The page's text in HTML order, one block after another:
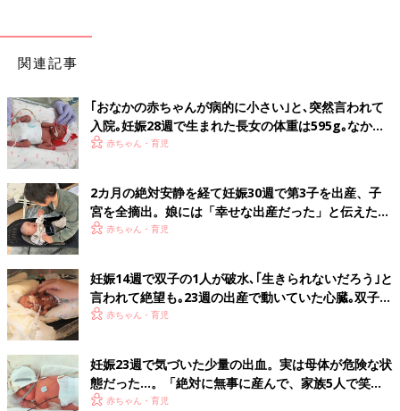
関連記事
｢おなかの赤ちゃんが病的に小さい｣と､突然言われて
入院｡妊娠28週で生まれた長女の体重は595g｡なかな
か会えない日々に涙した【低出生体重児】
赤ちゃん・育児
2カ月の絶対安静を経て妊娠30週で第3子を出産、子
宮を全摘出。娘には「幸せな出産だった」と伝えたい
【極低出生体重児】
赤ちゃん・育児
妊娠14週で双子の1人が破水､｢生きられないだろう｣と
言われて絶望も｡23週の出産で動いていた心臓｡双子の
生命力に涙した【低出生体重児】
赤ちゃん・育児
妊娠23週で気づいた少量の出血。実は母体が危険な状
態だった…。「絶対に無事に産んで、家族5人で笑っ
て過ごす」母の思い【極低出生体重児】
赤ちゃん・育児